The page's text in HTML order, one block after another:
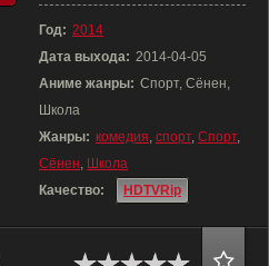
Год: 2014
Дата выхода: 2014-04-05
Аниме жанры: Спорт, Сёнен,
Школа
Жанры: комедия, спорт, Спорт,
Сёнен, Школа
Качество:
HDTVRip